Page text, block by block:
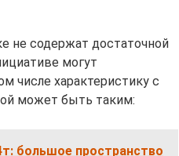
не содержат достаточной
могут
числе характеристику с
может быть таким:
большое пространство